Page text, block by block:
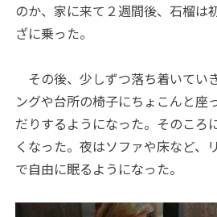
のか、家に来て２週間後、石榴は
ざに乗った。
その後、少しずつ落ち着いてい
ングや台所の椅子にちょこんと座
だりするようになった。そのころ
くなった。夜はソファや床など、
で自由に眠るようになった。